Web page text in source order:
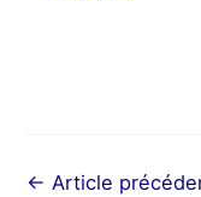
← Article